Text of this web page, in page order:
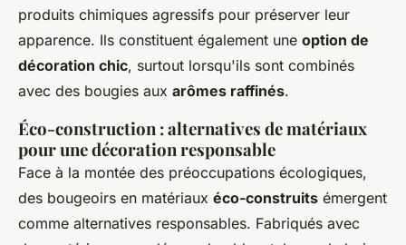
produits chimiques agressifs pour préserver leur
apparence. Ils constituent également une option de
décoration chic, surtout lorsqu'ils sont combinés
avec des bougies aux arômes raffinés.
Éco-construction : alternatives de matériaux
pour une décoration responsable
Face à la montée des préoccupations écologiques,
des bougeoirs en matériaux éco-construits émergent
comme alternatives responsables. Fabriqués avec